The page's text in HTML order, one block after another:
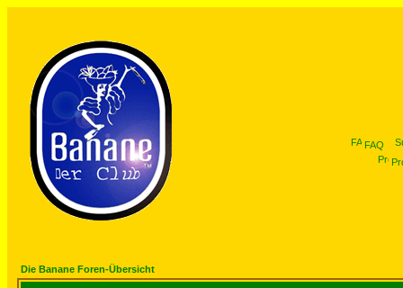
FAQ
Die Banane Foren-Übersicht